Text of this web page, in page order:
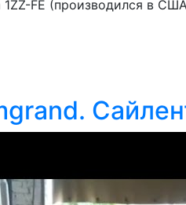
1ZZ-FE (производился в